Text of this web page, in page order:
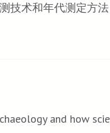
技术和年代测定方
and how